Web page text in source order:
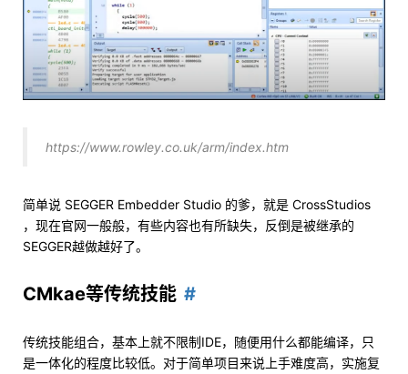
https://www.rowley.co.uk/arm/index.htm
简单说 SEGGER Embedder Studio 的爹，就是 CrossStudios
，现在官网一般般，有些内容也有所缺失，反倒是被继承的
SEGGER越做越好了。
CMkae等传统技能
传统技能组合，基本上就不限制IDE，随便用什么都能编译，只
是一体化的程度比较低。对于简单项目来说上手难度高，实施复